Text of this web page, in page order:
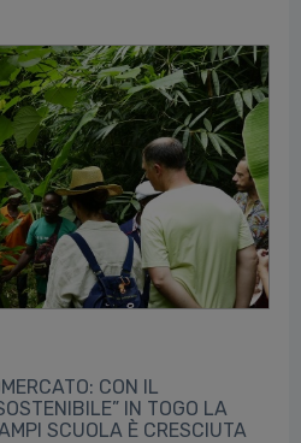
CON IL
IN TOGO LA
SCUOLA È CRESCIUTA